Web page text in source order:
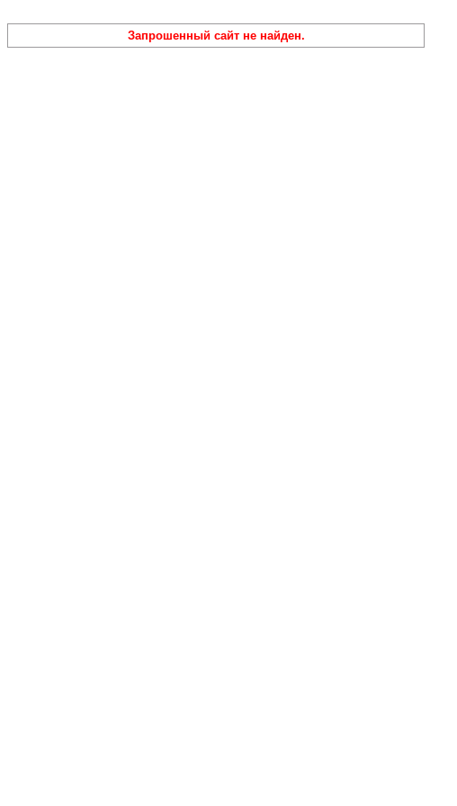
Запрошенный сайт не найден.